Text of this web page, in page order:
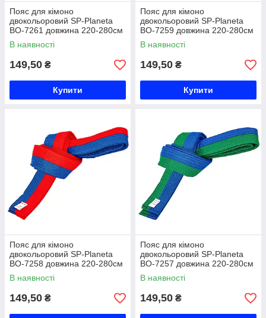
Пояс для кімоно
двокольоровий SP-Planeta
BO-7261 довжина 220-280см
жовтий-чорний Код BO-7261
В наявності
149,50 ₴
Купити
Пояс для кімоно
двокольоровий SP-Planeta
BO-7259 довжина 220-280см
чорний-червоний Код BO-
7259
В наявності
149,50 ₴
Купити
Пояс для кімоно
двокольоровий SP-Planeta
BO-7258 довжина 220-280см
синій-червоний Код BO-7258
В наявності
149,50 ₴
Пояс для кімоно
двокольоровий SP-Planeta
BO-7257 довжина 220-280см
синій-зелений Код BO-7257
В наявності
149,50 ₴